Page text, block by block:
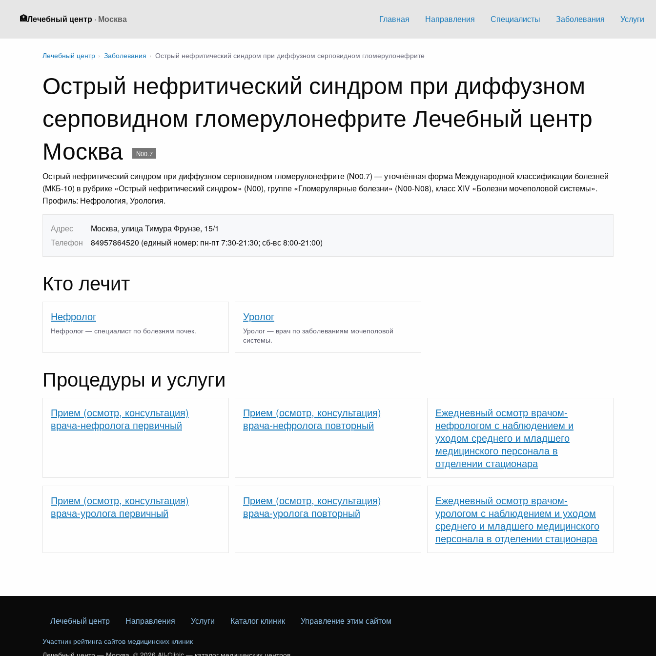
🏥Лечебный центр · Москва Главная Направления Специалисты Заболевания Услуги
Лечебный центр › Заболевания › Острый нефритический синдром при диффузном серповидном гломерулонефрите
Острый нефритический синдром при диффузном
серповидном гломерулонефрите Лечебный центр
Москва
N00.7
Острый нефритический синдром при диффузном серповидном гломерулонефрите (N00.7) — уточнённая форма Международной классификации болезней
(МКБ-10) в рубрике «Острый нефритический синдром» (N00), группе «Гломерулярные болезни» (N00-N08), класс XIV «Болезни мочеполовой системы».
Профиль: Нефрология, Урология.
Адрес
Москва, улица Тимура Фрунзе, 15/1
Телефон
84957864520 (единый номер: пн-пт 7:30-21:30; сб-вс 8:00-21:00)
Кто лечит
Нефролог
Нефролог — специалист по болезням почек.
Уролог
Уролог — врач по заболеваниям мочеполовой
системы.
Процедуры и услуги
Прием (осмотр, консультация)
врача-нефролога первичный
Прием (осмотр, консультация)
врача-нефролога повторный
Ежедневный осмотр врачом-
нефрологом с наблюдением и
уходом среднего и младшего
медицинского персонала в
отделении стационара
Прием (осмотр, консультация)
врача-уролога первичный
Прием (осмотр, консультация)
врача-уролога повторный
Ежедневный осмотр врачом-
урологом с наблюдением и уходом
среднего и младшего медицинского
персонала в отделении стационара
Лечебный центр Направления Услуги Каталог клиник Управление этим сайтом
Участник рейтинга сайтов медицинских клиник